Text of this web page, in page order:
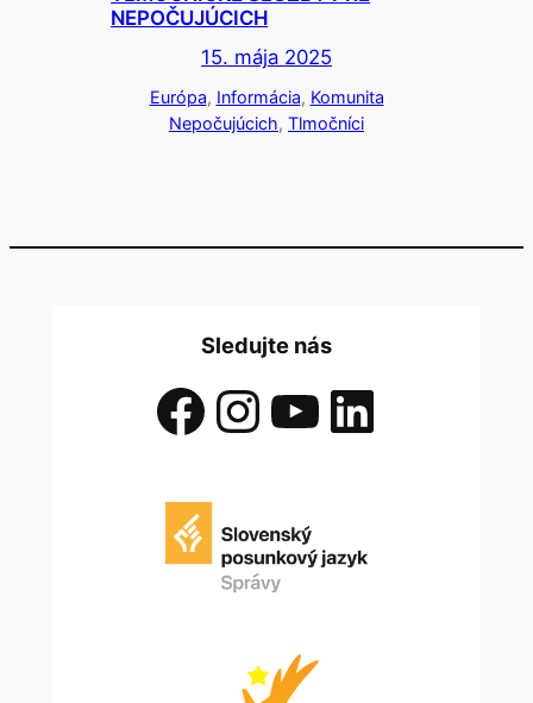
NEPOČUJÚCICH
15. mája 2025
Európa, Informácia, Komunita
Nepočujúcich, Tlmočníci
Sledujte nás
Facebook InstagramYouTube LinkedIn